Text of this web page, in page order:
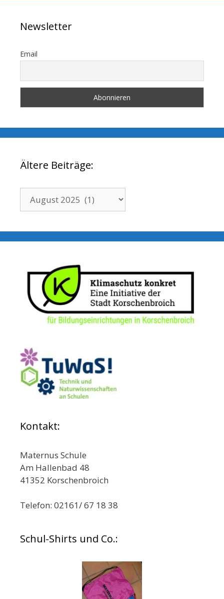
Newsletter
Email
Ältere Beiträge:
Beiträge:
Kontakt:
Maternus Schule
Am Hallenbad 48
41352 Korschenbroich
Telefon: 02161/ 67 18 38
Schul-Shirts und Co.: